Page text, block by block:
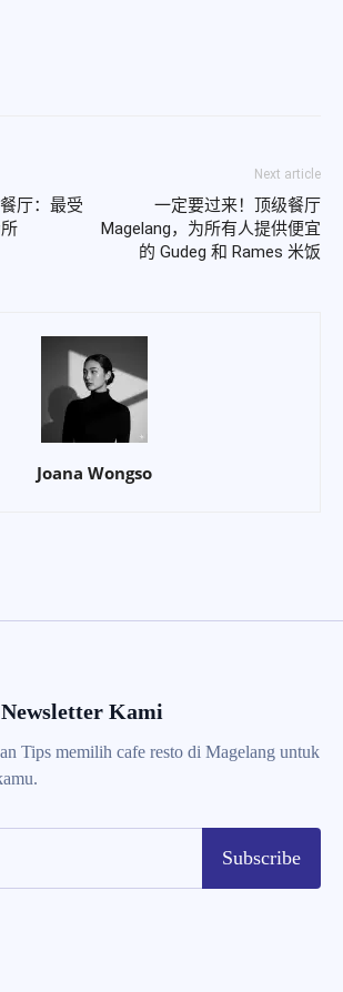
厅：最受
Next article
一定要过来！顶级餐厅
Magelang，为所有人提供便宜
的 Gudeg 和 Rames 米饭
Joana Wongso
Kami
Tips memilih cafe resto di Magelang untuk
Subscribe